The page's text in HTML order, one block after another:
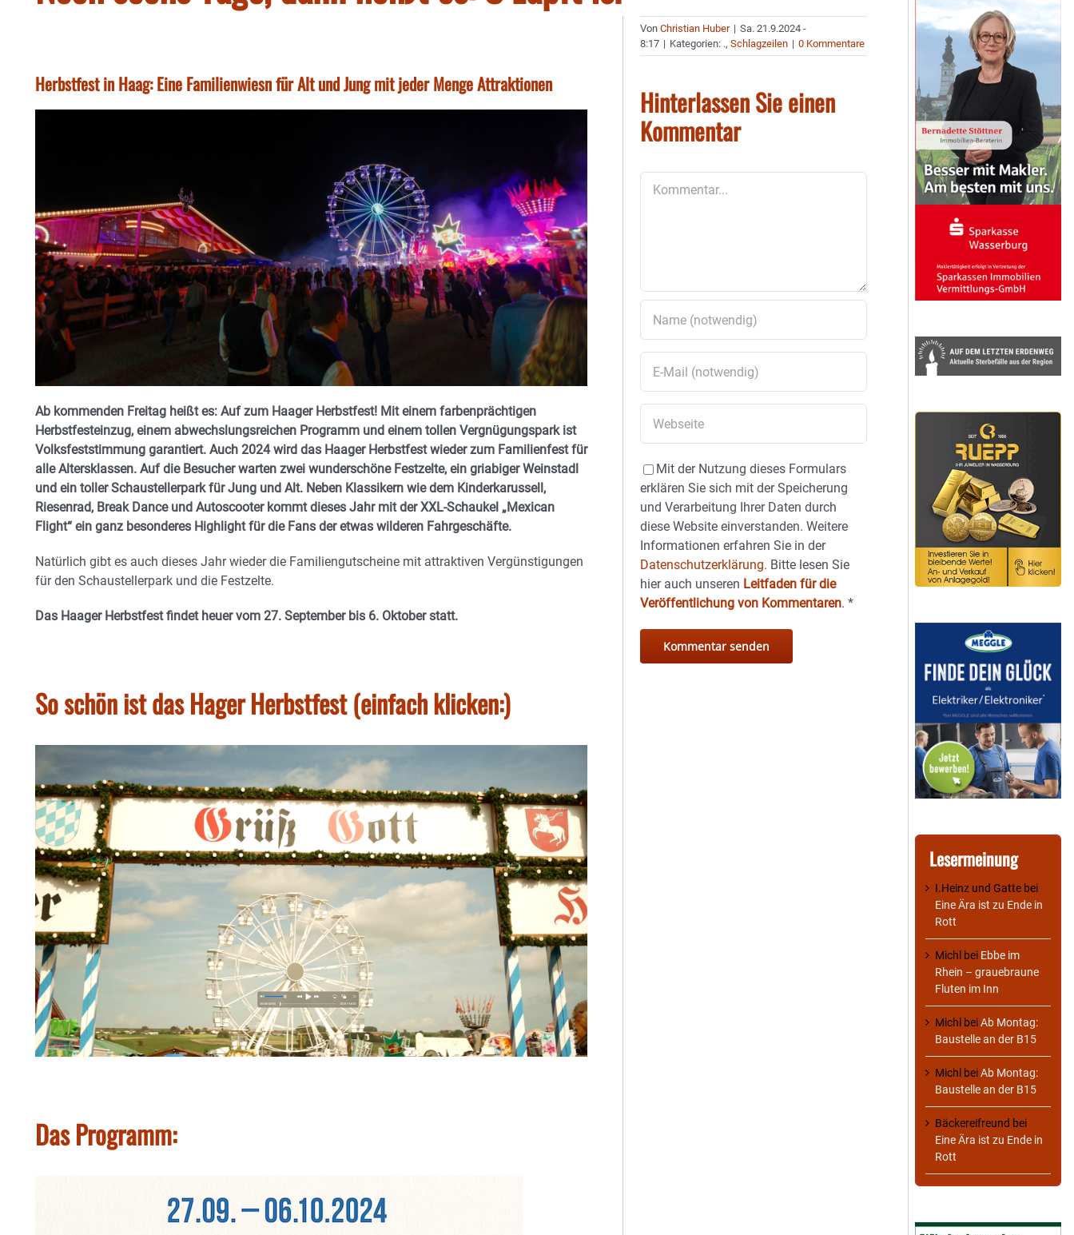
Herbstfest in Haag: Eine Familienwiesn für Alt und Jung mit jeder Menge Attraktionen
Ab kommenden Freitag heißt es: Auf zum Haager Herbstfest! Mit einem farbenprächtigen
Herbstfesteinzug, einem abwechslungsreichen Programm und einem tollen Vergnügungspark ist
Volksfeststimmung garantiert. Auch 2024 wird das Haager Herbstfest wieder zum Familienfest für
alle Altersklassen. Auf die Besucher warten zwei wunderschöne Festzelte, ein griabiger Weinstadl
und ein toller Schaustellerpark für Jung und Alt. Neben Klassikern wie dem Kinderkarussell,
Riesenrad, Break Dance und Autoscooter kommt dieses Jahr mit der XXL-Schaukel „Mexican
Flight“ ein ganz besonderes Highlight für die Fans der etwas wilderen Fahrgeschäfte.
Natürlich gibt es auch dieses Jahr wieder die Familiengutscheine mit attraktiven Vergünstigungen
für den Schaustellerpark und die Festzelte.
Das Haager Herbstfest findet heuer vom 27. September bis 6. Oktober statt.
So schön ist das Hager Herbstfest (einfach klicken:)
Das Programm:
VonChristian Huber | Sa. 21.9.2024 -
8:17 | Kategorien: .,Schlagzeilen | 0 Kommentare
Hinterlassen Sie einen
Kommentar
Mit der Nutzung dieses Formulars
erklären Sie sich mit der Speicherung
und Verarbeitung Ihrer Daten durch
diese Website einverstanden. Weitere
Informationen erfahren Sie in der
Datenschutzerklärung. Bitte lesen Sie
hier auch unseren Leitfaden für die
Veröffentlichung von Kommentaren.*
Lesermeinung
I.Heinz und Gatte bei
Eine Ära ist zu Ende in
Rott
Michl bei Ebbe im
Rhein – grauebraune
Fluten im Inn
Michl beiAb Montag:
Baustelle an der B15
Michl beiAb Montag:
Baustelle an der B15
Bäckereifreund bei
Eine Ära ist zu Ende in
Rott